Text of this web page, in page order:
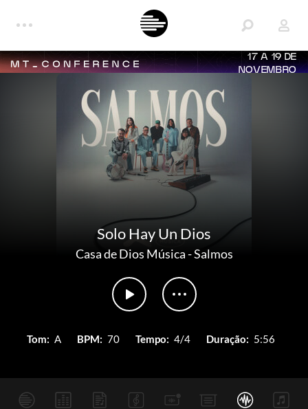
17 A 19 DE
NOVEMBRO
Solo Hay Un Dios
Casa de Dios Música-Salmos
Tom: A BPM: 70 Tempo: 4/4 Duração: 5:56